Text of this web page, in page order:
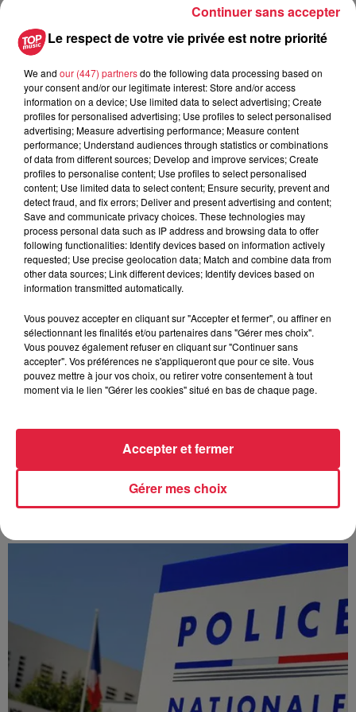
avec les flamants rouges
À découvrir également
À Hoerdt, de l’eau brune sort des robinets
Depuis plusieurs jours, des habitants de Hoerdt ont vu de
l’eau brune s’écouler de leurs robinets. Face aux
Le respect de votre vie privée est notre priorité
We and our (447) partnersdo the following data processing based on
your consent and/or our legitimate interest: Store and/or access
information on a device; Use limited data to select advertising; Create
profiles for personalised advertising; Use profiles to select personalised
advertising; Measure advertising performance; Measure content
performance; Understand audiences through statistics or combinations
of data from different sources; Develop and improve services; Create
profiles to personalise content; Use profiles to select personalised
content; Use limited data to select content; Ensure security, prevent and
detect fraud, and fix errors; Deliver and present advertising and content;
Save and communicate privacy choices. These technologies may
process personal data such as IP address and browsing data to offer
following functionalities: Identify devices based on information actively
requested; Use precise geolocation data; Match and combine data from
other data sources; Link different devices; Identify devices based on
information transmitted automatically.
Vous pouvez accepter en cliquant sur "Accepter et fermer", ou affiner en
sélectionnant les finalités et/ou partenaires dans "Gérer mes choix".
Vous pouvez également refuser en cliquant sur "Continuer sans
accepter". Vos préférences ne s'appliqueront que pour ce site. Vous
pouvez mettre à jour vos choix, ou retirer votre consentement à tout
moment via le lien "Gérer les cookies" situé en bas de chaque page.
Gérer mes choix
Accepter et fermer
Continuer sans accepter